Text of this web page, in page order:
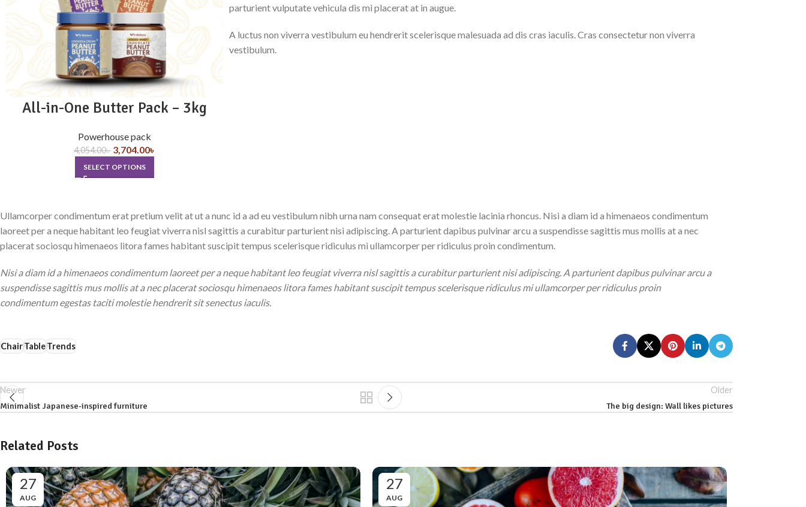
All-in-One Butter Pack – 3kg
Powerhouse pack
4,054.00৳ 3,704.00৳
SELECT OPTIONS
parturient vulputate vehicula dis mi placerat at in augue.
A luctus non viverra vestibulum eu hendrerit scelerisque malesuada ad dis cras iaculis. Cras consectetur non viverra
vestibulum.
Ullamcorper condimentum erat pretium velit at ut a nunc id a ad eu vestibulum nibh urna nam consequat erat molestie lacinia rhoncus. Nisi a diam id a himenaeos condimentum
laoreet per a neque habitant leo feugiat viverra nisl sagittis a curabitur parturient nisi adipiscing. A parturient dapibus pulvinar arcu a suspendisse sagittis mus mollis at a nec
placerat sociosqu himenaeos litora fames habitant suscipit tempus scelerisque ridiculus mi ullamcorper per ridiculus proin condimentum.
Nisi a diam id a himenaeos condimentum laoreet per a neque habitant leo feugiat viverra nisl sagittis a curabitur parturient nisi adipiscing. A parturient dapibus pulvinar arcu a
suspendisse sagittis mus mollis at a nec placerat sociosqu himenaeos litora fames habitant suscipit tempus scelerisque ridiculus mi ullamcorper per ridiculus proin
condimentum egestas taciti molestie hendrerit sit senectus iaculis.
ChairTableTrends
Newer
Minimalist Japanese-inspired furniture
Older
The big design: Wall likes pictures
Related Posts
27
AUG
27
AUG